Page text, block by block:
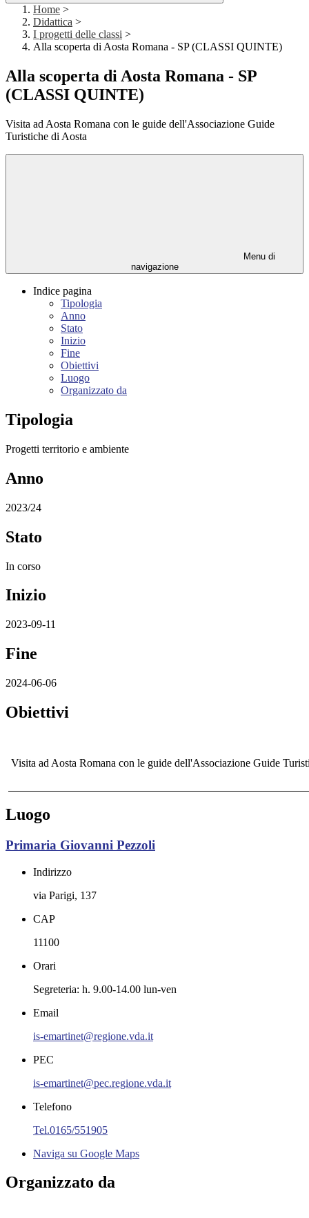
Home >
Didattica >
I progetti delle classi >
Alla scoperta di Aosta Romana - SP (CLASSI QUINTE)
Alla scoperta di Aosta Romana - SP
(CLASSI QUINTE)
Visita ad Aosta Romana con le guide dell'Associazione Guide
Turistiche di Aosta
Menu di
navigazione
Indice pagina
Tipologia
Anno
Stato
Inizio
Fine
Obiettivi
Luogo
Organizzato da
Tipologia
Progetti territorio e ambiente
Anno
2023/24
Stato
In corso
Inizio
2023-09-11
Fine
2024-06-06
Obiettivi
Visita ad Aosta Romana con le guide dell'Associazione Guide
Luogo
Primaria Giovanni Pezzoli
Indirizzo
via Parigi, 137
CAP
11100
Orari
Segreteria: h. 9.00-14.00 lun-ven
Email
is-emartinet@regione.vda.it
PEC
is-emartinet@pec.regione.vda.it
Telefono
Tel.0165/551905
Naviga su Google Maps
Organizzato da